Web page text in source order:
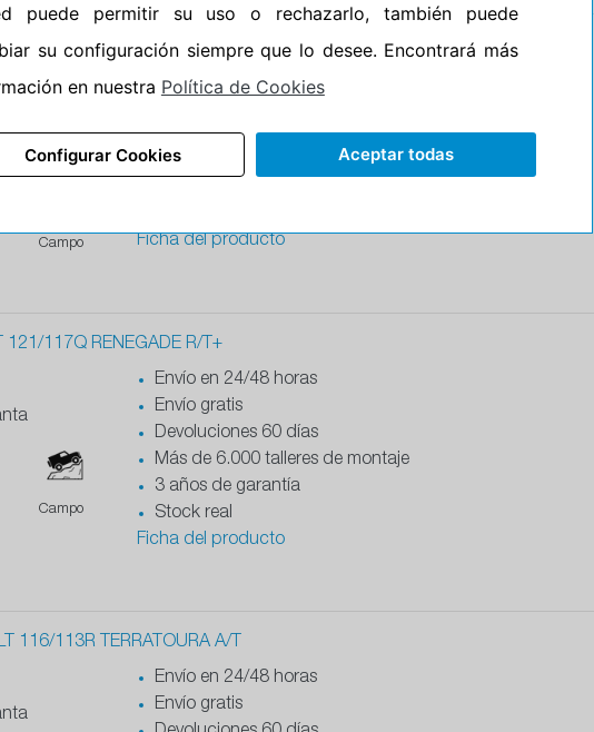
126/123R RENEGADE A/T-5
dB
Campo
Envío en 24/48 horas
Devoluciones 60 días
Más de 6.000 talleres de montaje
Ficha del producto
121/117Q RENEGADE R/T+
Campo
Envío en 24/48 horas
Envío gratis
Devoluciones 60 días
Más de 6.000 talleres de montaje
3 años de garantía
Stock real
Ficha del producto
116/113R TERRATOURA A/T
Envío en 24/48 horas
Envío gratis
puede permitir su uso o rechazarlo, también puede
su configuración siempre que lo desee. Encontrará más
en nuestra Política de Cookies
Configurar Cookies Aceptar todas